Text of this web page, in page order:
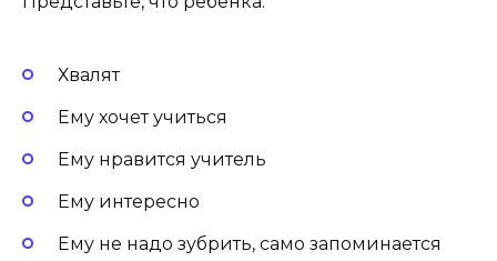
Хвалят
Ему хочет учиться
Ему нравится учитель
Ему интересно
Ему не надо зубрить, само запоминается